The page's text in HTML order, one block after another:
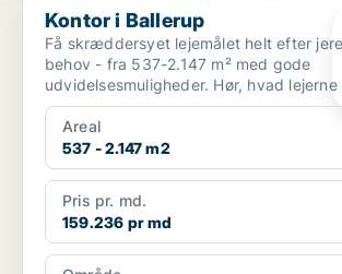
Kontor i Ballerup
Få skræddersyet lejemålet helt efter
behov - fra 537-2.147 m² med gode
udvidelsesmuligheder. Hør, hvad lejerne har at sige:
https://www.yo...
Areal
537 - 2.147 m2
Pris pr. md.
159.236 pr md